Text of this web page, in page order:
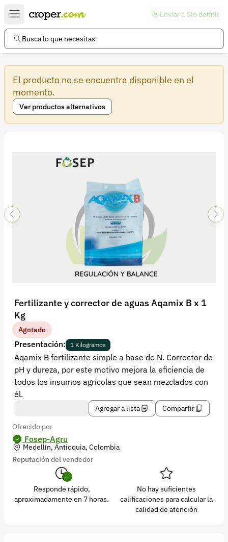
Enviar a Sin definir
Busca lo que necesitas
El producto no se encuentra disponible en el
momento.
Ver productos alternativos
Fertilizante y corrector de aguas Aqamix B x 1
Kg
Agotado
Presentación: 1 Kilogramos
Aqamix B fertilizante simple a base de N. Corrector de
pH y dureza, por este motivo mejora la eficiencia de
todos los insumos agrícolas que sean mezclados con
él.
Agregar a lista
Compartir
Ofrecido por
Fosep-Agru
Medellín, Antioquia, Colombia
Reputación del vendedor
Responde rápido,
aproximadamente en 7 horas.
No hay suficientes
calificaciones para calcular la
calidad de atención
Enlaces de interés
Preguntas frecuentes
Ayuda
Información legal
Términos y condiciones
Política de privacidad
Registrarse
Recuperar contraseña
contacto@croper.com
© 2026 Croper.com Todos los derechos reservados
Versión 5.45.0
Síguenos